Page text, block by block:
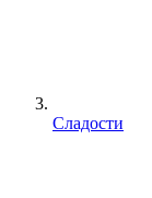
Сладости